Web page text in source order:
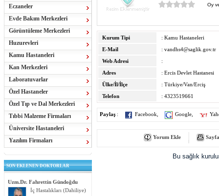
Eczaneler
Evde Bakım Merkezleri
Görüntüleme Merkezleri
Huzurevleri
Kamu Hastaneleri
Kan Merkezleri
Laboratuvarlar
Özel Hastaneler
Özel Tıp ve Dal Merkezleri
Tıbbi Malzeme Firmaları
Üniversite Hastaneleri
Yazılım Firmaları
SON EKLENEN DOKTORLAR
Uzm.Dr. Fahrettin Gündoğdu
İç Hastalıkları (Dahiliye)
Oy
Kurum Tipi
: Kamu Hastaneleri
E-Mail
: vandhs4@saglik.gov.tr
Web Adresi
:
Adres
: Ercis Devlet Hastanesi
Ülke/İl/İlçe
: Türkiye/Van/Erciş
Telefon
: 4323519661
Paylaş : Facebook Google
Yorum Ekle
Bu sağlık